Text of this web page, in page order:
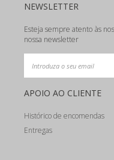
NEWSLETTER
Esteja sempre atento às
nossa newsletter
APOIO AO CLIENTE
Histórico de encomendas
Entregas